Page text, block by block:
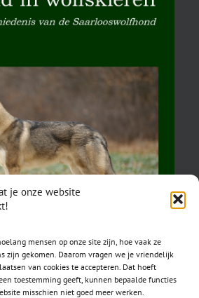
je onze website
mensen op onze site zijn, hoe vaak ze
zijn gekomen. Daarom vragen we je vriendelijk
van cookies te accepteren. Dat hoeft
toestemming geeft, kunnen bepaalde functies
misschien niet goed meer werken.